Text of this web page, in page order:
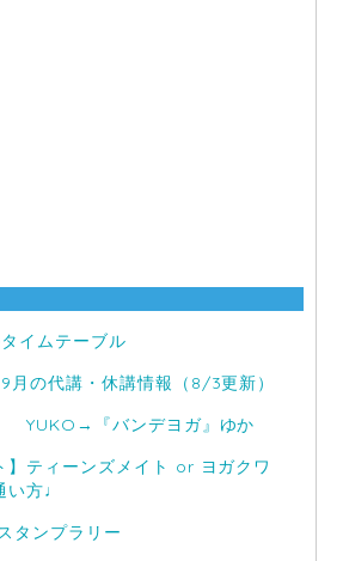
イムテーブル
月の代講・休講情報（8/3更新）
YUKO→『バンデヨガ』ゆか
】ティーンズメイト or ヨガクワ
い方♩
タンプラリー